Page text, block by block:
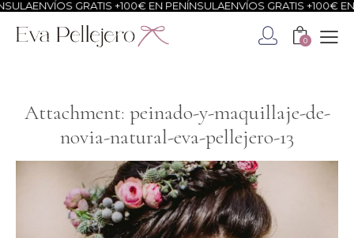
ENVÍOS GRATIS +100€ EN PENÍNSULAENVÍOS GRATIS +100€ EN
0
Attachment: peinado-y-maquillaje-de-
novia-natural-eva-pellejero-13